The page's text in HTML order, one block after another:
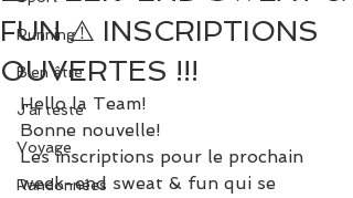
Running
Bien être
J'ai testé
Voyage
Randonnées
FUN ⚠️ INSCRIPTIONS
OUVERTES !!!
Hello la Team!
Bonne nouvelle!
Les inscriptions pour le prochain
week-end sweat & fun qui se